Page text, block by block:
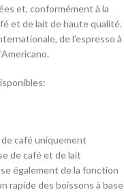
et, conformément à la
et de lait de haute qualité.
de l’espresso à
café uniquement
de café et de lait
également de la fonction
rapide des boissons à base